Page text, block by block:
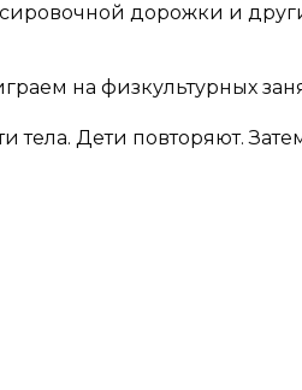
дорожки и
на физкультурных
тела. Дети повторяют.